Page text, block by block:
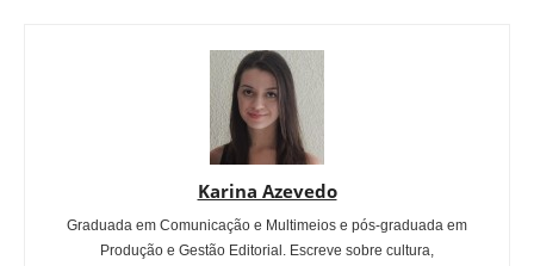
Karina Azevedo
Graduada em Comunicação e Multimeios e pós-graduada em
Produção e Gestão Editorial. Escreve sobre cultura,